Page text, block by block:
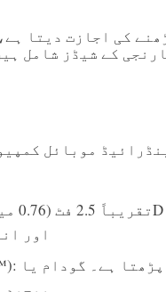
کی اجازت دیتا
کے شیڈز شامل
اور